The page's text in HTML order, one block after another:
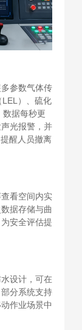
参数气体传
LEL）、硫化
数据每秒更
光报警，并
醒人员撤离
看空间内实
据存储与曲
安全评估提
设计，可在
分系统支持
作业场景中